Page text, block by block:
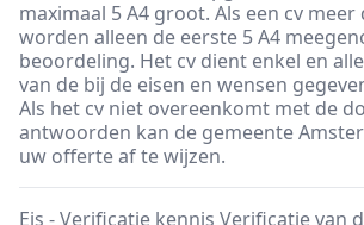
maximaal 5 A4 groot. Als een cv meer
worden alleen de eerste 5 A4
beoordeling. Het cv dient enkel en
van de bij de eisen en wensen
Als het cv niet overeenkomt met de
antwoorden kan de gemeente
uw offerte af te wijzen.
Eis - Verificatie kennis Verificatie van